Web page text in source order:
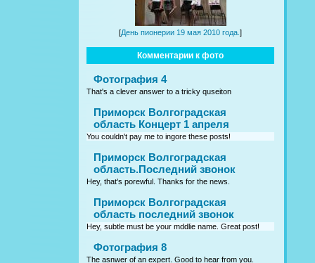
[День пионерии 19 мая 2010 года. ]
Комментарии к фото
Фотография 4
That's a clever answer to a tricky quseiton
Приморск Волгоградская
область Концерт 1 апреля
You couldn't pay me to ingore these posts!
Приморск Волгоградская
область.Последний звонок
Hey, that's porewful. Thanks for the news.
Приморск Волгоградская
область последний звонок
Hey, subtle must be your mddlie name. Great post!
Фотография 8
The asnwer of an expert. Good to hear from you.